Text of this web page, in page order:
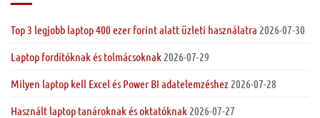
Top 3 legjobb laptop 400 ezer forint alatt üzleti használatra 2026-07-30
Laptop fordítóknak és tolmácsoknak 2026-07-29
Milyen laptop kell Excel és Power BI adatelemzéshez 2026-07-28
Használt laptop tanároknak és oktatóknak 2026-07-27